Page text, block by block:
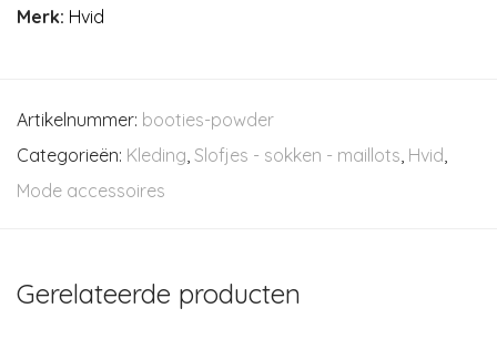
Merk: Hvid
Artikelnummer: booties-powder
Categorieën: Kleding Slofjes - sokken - maillots Hvid
Mode accessoires
Gerelateerde producten